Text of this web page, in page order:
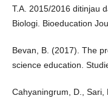
T.A. 2015/2016 ditinjau
Biologi. Bioeducation
Bevan, B. (2017). The
science education.
Cahyaningrum, D., Sari,